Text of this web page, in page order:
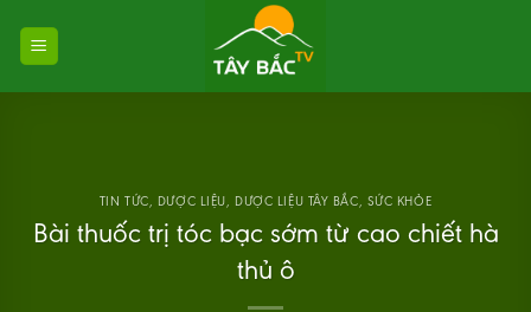
TIN TỨC DƯỢC LIỆU DƯỢC LIỆU TÂY BẮC SỨC KHỎE
Bài thuốc trị tóc bạc sớm từ cao chiết hà
thủ ô